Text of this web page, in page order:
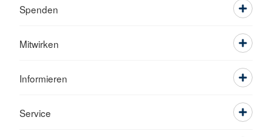
Spenden
Mitwirken
Informieren
Service